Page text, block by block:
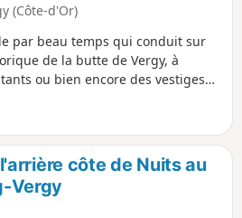
(Côte-d'Or)
par beau temps qui conduit sur
de la butte de Vergy, à
ou bien encore des vestiges
côte de Nuits au
Vergy